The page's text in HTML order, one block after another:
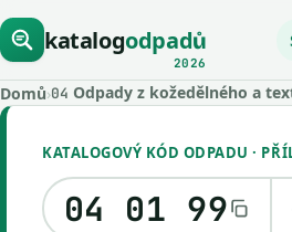
katalogodpadů
2026
Domů›04 Odpady z kožedělného a
KATALOGOVÝ KÓD ODPADU ·
04 01 99